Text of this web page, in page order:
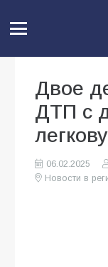
Двое
ДТП с
06.02.2025
Новости в